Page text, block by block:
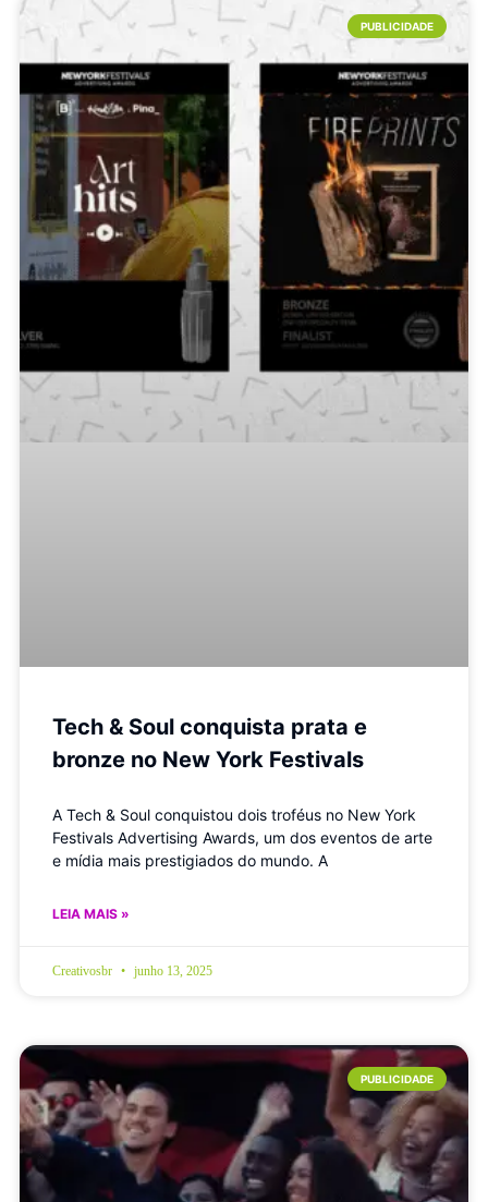
PUBLICIDADE
Tech & Soul conquista prata e
bronze no New York Festivals
A Tech & Soul conquistou dois troféus no New York
Festivals Advertising Awards, um dos eventos de arte
e mídia mais prestigiados do mundo. A
LEIA MAIS »
Creativosbr junho 13, 2025
PUBLICIDADE